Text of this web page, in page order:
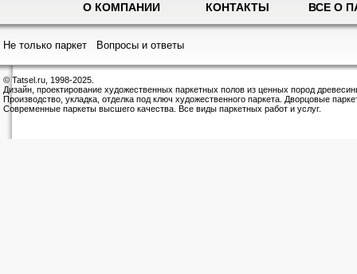
О КОМПАНИИ КОНТАКТЫ ВСЕ О
Не только паркет Вопросы и ответы
© Tatsel.ru, 1998-2025.
Дизайн, проектирование художественных паркетных полов из ценных пород
Производство, укладка, отделка под ключ художественного паркета. Дворцовые
Современные паркеты высшего качества. Все виды паркетных работ и услуг.